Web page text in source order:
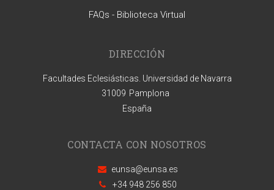
FAQs - Biblioteca Virtual
DIRECCIÓN
Facultades Eclesiásticas. Universidad de Navarra
31009 Pamplona
España
CONTACTA CON NOSOTROS
eunsa@eunsa.es
+34 948 256 850